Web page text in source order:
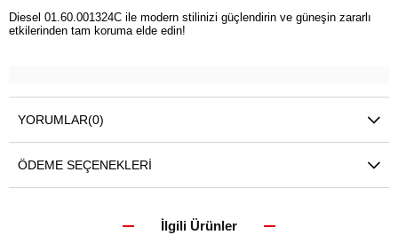
Diesel 01.60.001324C ile modern stilinizi güçlendirin ve güneşin zararlı
etkilerinden tam koruma elde edin!
YORUMLAR(0)
ÖDEME SEÇENEKLERI
İlgili Ürünler